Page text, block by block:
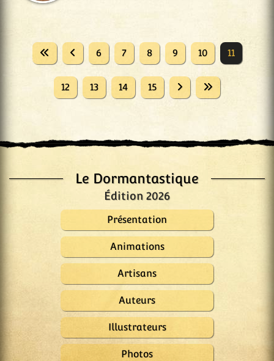
Le Dormantastique
Édition 2026
Présentation
Animations
Artisans
Auteurs
Illustrateurs
Photos
6 7 8 9 10 11
12 13 14 15